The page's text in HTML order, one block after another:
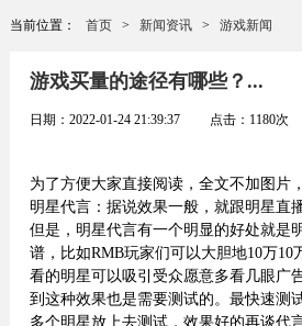
当前位置： 首页 > 新闻资讯 > 游戏新闻
游戏买量的途径有哪些？...
日期： 2022-01-24 21:39:37点击： 1180次
为了方便大家直接阅读，全文不加图片
明星代言：据说效果一般，就跟明星直
但是，明星代言有一个明显的好处就是
谱，比如RMB玩家们可以大胆地10万10
看的明星可以吸引受众愿意多看几眼广
到这种效果也是需要测试的。最快速测
多个明星放上去测试，效果好的再谈代